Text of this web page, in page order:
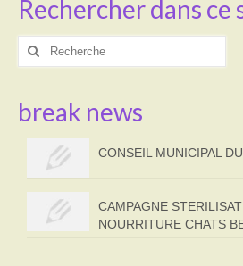
Rechercher dans ce
Rechercher
break news
CONSEIL MUNICIPAL
CAMPAGNE
NOURRITURE CHATS